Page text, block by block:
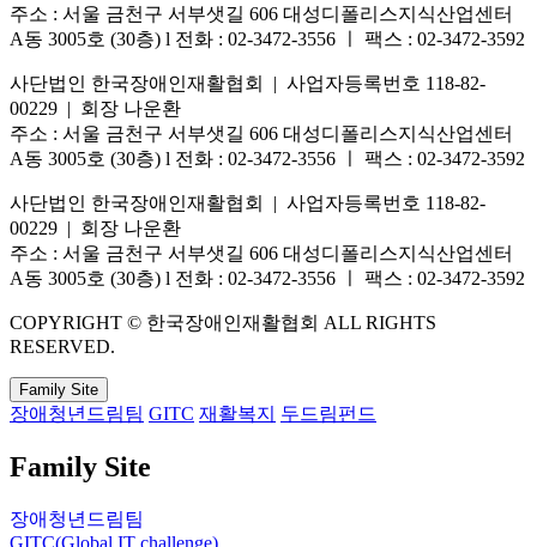
주소 : 서울 금천구 서부샛길 606 대성디폴리스지식산업센터
A동 3005호 (30층) l 전화 : 02-3472-3556 ㅣ 팩스 : 02-3472-3592
사단법인 한국장애인재활협회 | 사업자등록번호 118-82-
00229 | 회장 나운환
주소 : 서울 금천구 서부샛길 606 대성디폴리스지식산업센터
A동 3005호 (30층) l 전화 : 02-3472-3556 ㅣ 팩스 : 02-3472-3592
사단법인 한국장애인재활협회 | 사업자등록번호 118-82-
00229 | 회장 나운환
주소 : 서울 금천구 서부샛길 606 대성디폴리스지식산업센터
A동 3005호 (30층) l 전화 : 02-3472-3556 ㅣ 팩스 : 02-3472-3592
COPYRIGHT © 한국장애인재활협회 ALL RIGHTS
RESERVED.
Family Site
장애청년드림팀 GITC 재활복지 두드림펀드
Family Site
장애청년드림팀
GITC(Global IT challenge)